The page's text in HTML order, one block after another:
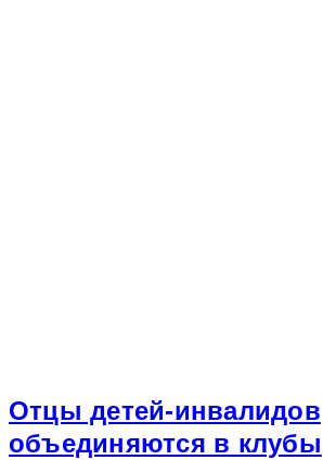
Отцы детей-инвалидов
объединяются в клубы